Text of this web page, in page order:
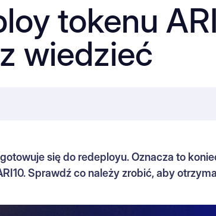
tokenu
wiedzieć
się do redeployu. Oznacza to
Sprawdź co należy zrobić, aby